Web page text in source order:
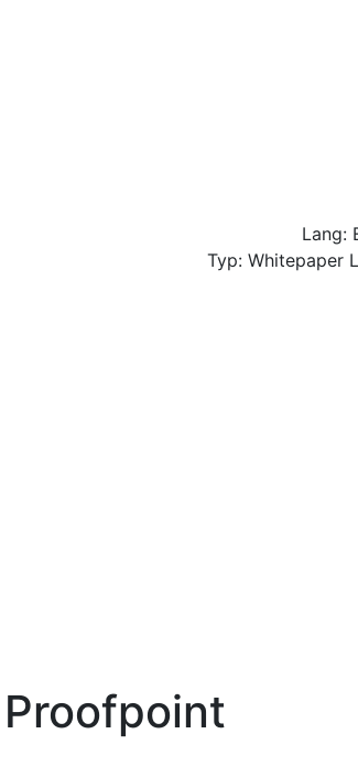
Lang:
Typ: Whitepaper
Proofpoint